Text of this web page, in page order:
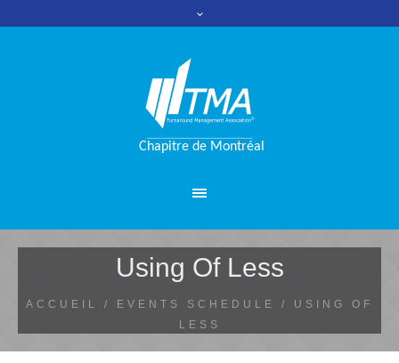
Using Of Less
ACCUEIL / EVENTS SCHEDULE / USING OF
LESS